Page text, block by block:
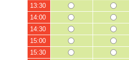
13:30
14:00
14:30
15:00
15:30